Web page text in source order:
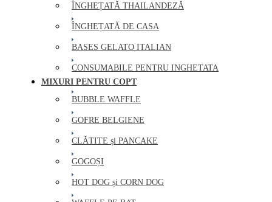
ÎNGHEȚATĂ THAILANDEZĂ
ÎNGHEȚATĂ DE CASA
BASES GELATO ITALIAN
CONSUMABILE PENTRU INGHETATA
MIXURI PENTRU COPT
BUBBLE WAFFLE
GOFRE BELGIENE
CLĂTITE și PANCAKE
GOGOȘI
HOT DOG și CORN DOG